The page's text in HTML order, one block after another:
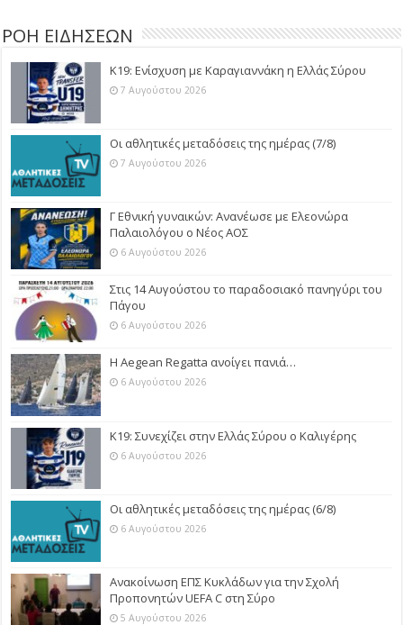
ΡΟΗ ΕΙΔΗΣΕΩΝ
Κ19: Ενίσχυση με Καραγιαννάκη η Ελλάς Σύρου
7 Αυγούστου 2026
Οι αθλητικές μεταδόσεις της ημέρας (7/8)
7 Αυγούστου 2026
Γ Εθνική γυναικών: Ανανέωσε με Ελεονώρα
Παλαιολόγου ο Νέος ΑΟΣ
6 Αυγούστου 2026
Στις 14 Αυγούστου το παραδοσιακό πανηγύρι του
Πάγου
6 Αυγούστου 2026
Η Aegean Regatta ανοίγει πανιά…
6 Αυγούστου 2026
Κ19: Συνεχίζει στην Ελλάς Σύρου ο Καλιγέρης
6 Αυγούστου 2026
Οι αθλητικές μεταδόσεις της ημέρας (6/8)
6 Αυγούστου 2026
Ανακοίνωση ΕΠΣ Κυκλάδων για την Σχολή
Προπονητών UEFA C στη Σύρο
5 Αυγούστου 2026